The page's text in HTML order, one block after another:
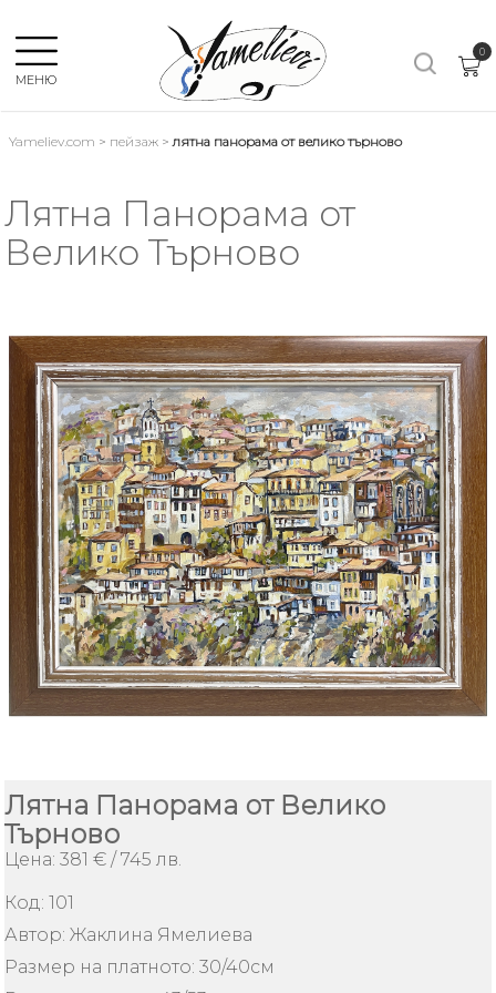
МЕНЮ
×
Език:
ВСИЧКИ
КОМПОЗИЦИЯ
НАТЮРМОРТ
АБСТРАКТ
ЛОДКИ
ИЗКУСТВО
Плащане
и
доставка
Контакти
Как
да
поръчам
за
Безопасно
пазаруване
0
Yameliev.com > пейзаж >лятна панорама от велико търново
Лятна Панорама от
Велико Търново
Лятна Панорама от Велико
Търново
Цена: 381 € / 745 лв.
Код:101
Автор: Жаклина Ямелиева
Размер на платното: 30/40см